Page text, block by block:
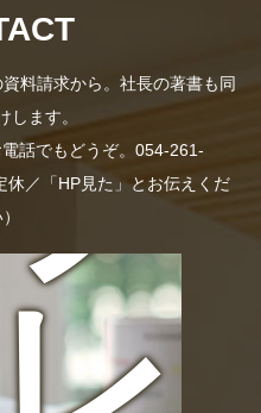
料請求から。社長の著書も同
します。
話でもどうぞ。054-261-
／「HP見た」とお伝えくだ